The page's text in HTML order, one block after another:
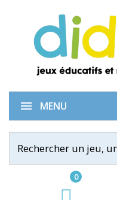
0
MENU
Color Addict